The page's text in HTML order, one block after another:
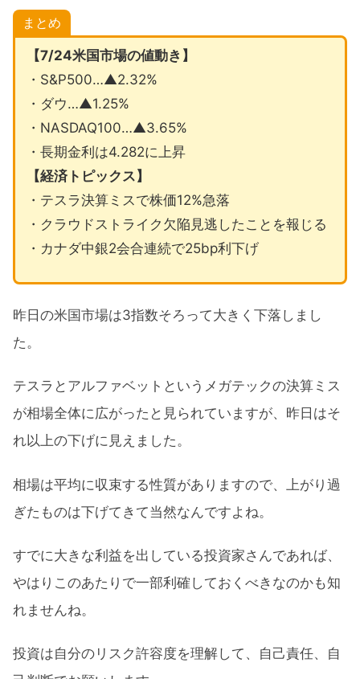
まとめ
【7/24米国市場の値動き】
・S&P500…▲2.32%
・ダウ…▲1.25%
・NASDAQ100…▲3.65%
・長期金利は4.282に上昇
【経済トピックス】
・テスラ決算ミスで株価12%急落
・クラウドストライク欠陥見逃したことを報じる
・カナダ中銀2会合連続で25bp利下げ
昨日の米国市場は3指数そろって大きく下落しまし
た。
テスラとアルファベットというメガテックの決算ミス
が相場全体に広がったと見られていますが、昨日はそ
れ以上の下げに見えました。
相場は平均に収束する性質がありますので、上がり過
ぎたものは下げてきて当然なんですよね。
すでに大きな利益を出している投資家さんであれば、
やはりこのあたりで一部利確しておくべきなのかも知
れませんね。
投資は自分のリスク許容度を理解して、自己責任、自